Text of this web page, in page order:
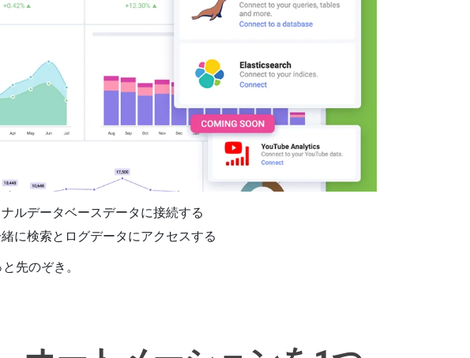
ルデータベースデータに接続する
に検索とログデータにアクセスする
先のぞき。